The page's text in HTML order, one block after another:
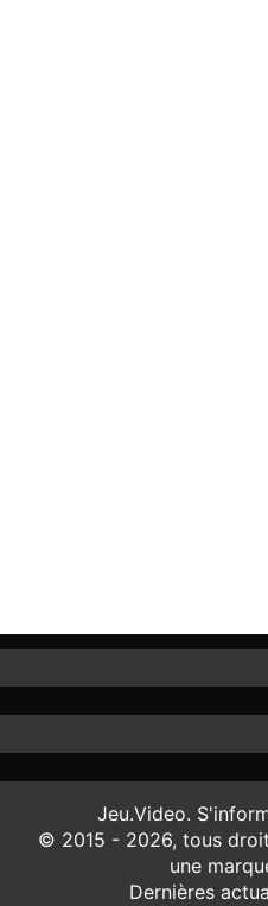
Jeu.Video.
© 2015 - 2026, tous
une
Dernières